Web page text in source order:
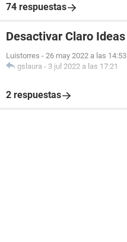
74 respuestas
Desactivar Claro Ideas
Luistorres - 26 may 2022 a las 14:53
gslaura - 3 jul 2022 a las 17:21
2 respuestas